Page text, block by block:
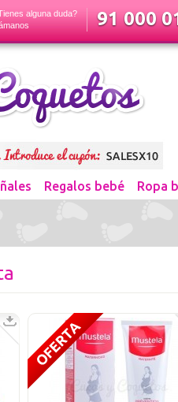
alguna duda?
91 000
Regalos bebé Ropa